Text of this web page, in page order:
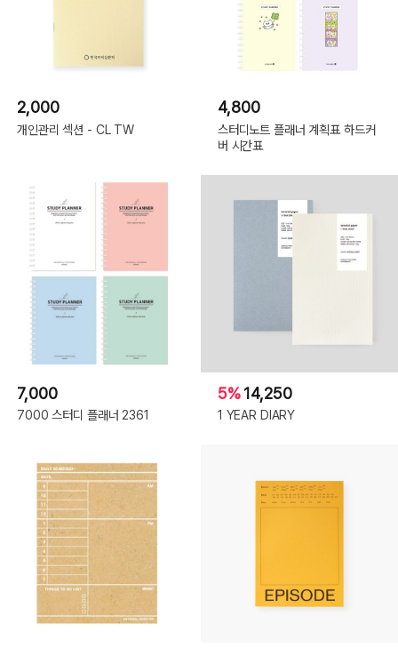
2,000
개인관리 섹션 - CL TW
4,800
스터디노트 플래너 계획표 하드커
버 시간표
7,000
7000 스터디 플래너 2361
5%14,250
1 YEAR DIARY